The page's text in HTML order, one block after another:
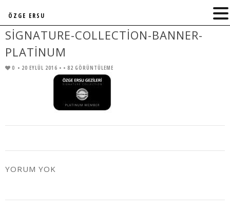
SIGNATURE-COLLECTION-BANNER-
PLATINUM
0 • 20 EYLÜL 2016 • • 82 GÖRÜNTÜLEME
YORUM YOK
ÖZGE ERSU